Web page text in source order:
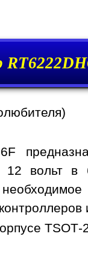
12 вольт в
TSOT-